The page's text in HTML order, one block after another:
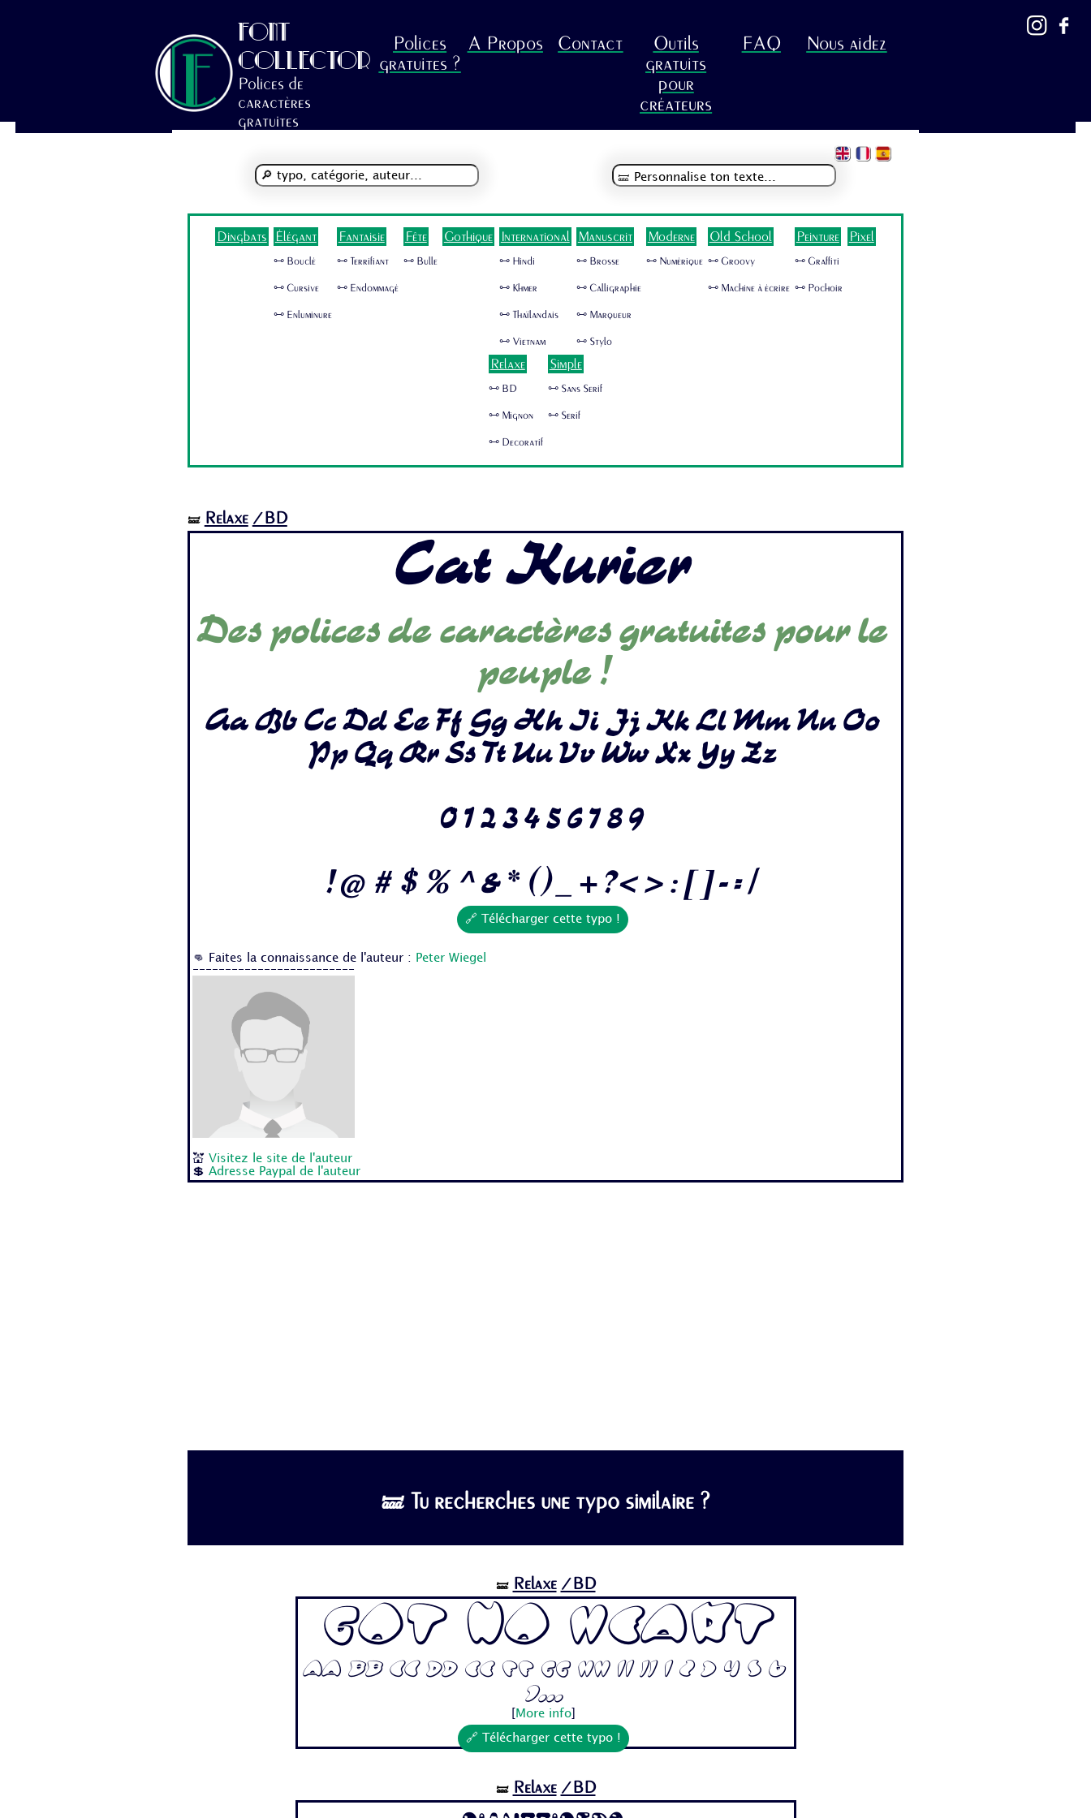
FONT
COLLECTOR
Polices de
caractères
gratuites
Polices
gratuites ?
A Propos Contact
Outils
gratuits
pour
créateurs
FAQ Nous aidez
Dingbats Élégant
🜺 Bouclé
🜺 Cursive
🜺 Enluminure
Fantaisie
🜺 Terrifiant
🜺 Endommagé
Fête
🜺 Bulle
Gothique International
🜺 Hindi
🜺 Khmer
🜺 Thaïlandais
🜺 Vietnam
Manuscrit
🜺 Brosse
🜺 Calligraphie
🜺 Marqueur
🜺 Stylo
Moderne
🜺 Numérique
Old School
🜺 Groovy
🜺 Machine à écrire
Peinture
🜺 Graffiti
🜺 Pochoir
Pixel
Relaxe
🜺 BD
🜺 Mignon
🜺 Decoratif
Simple
🜺 Sans Serif
🜺 Serif
🝛 Relaxe /BD
Cat Kurier
Des polices de caractères gratuites pour le
peuple !
Aa Bb Cc Dd Ee Ff Gg Hh Ii Jj Kk Ll Mm Nn Oo
Pp Qq Rr Ss Tt Uu Vv Ww Xx Yy Zz
0 1 2 3 4 5 6 7 8 9
! @ # $ % ^ & * ( ) _ + ? < > : [ ] - = /
🔗 Télécharger cette typo !
👊 Faites la connaissance de l'auteur :
Peter Wiegel
-------------------------
💒 Visitez le site de l'auteur
💲 Adresse Paypal de l'auteur
🝛 Tu recherches une typo similaire ?
🝛 Relaxe /BD
Got No Heart
Aa Bb Cc Dd Ee Ff Gg Hh Ii Jj 1 2 3 4 5 6
7...
More info]
🔗 Télécharger cette typo !
🝛 Relaxe /BD